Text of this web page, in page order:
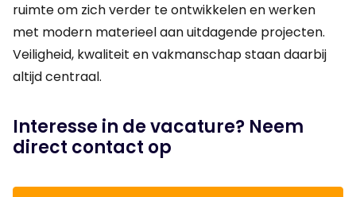
ruimte om zich verder te ontwikkelen en werken
met modern materieel aan uitdagende projecten.
Veiligheid, kwaliteit en vakmanschap staan daarbij
altijd centraal.
Interesse in de vacature? Neem
direct contact op